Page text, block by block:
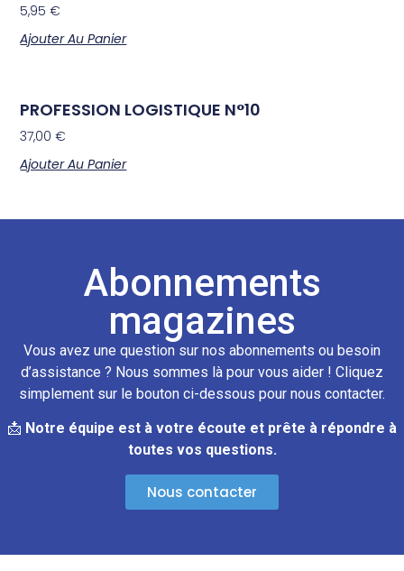
5,95€
Ajouter Au Panier
PROFESSION LOGISTIQUE N°10
37,00€
Ajouter Au Panier
Abonnements
magazines
Vous avez une question sur nos abonnements ou besoin
d’assistance ? Nous sommes là pour vous aider ! Cliquez
simplement sur le bouton ci-dessous pour nous contacter.
📩 Notre équipe est à votre écoute et prête à répondre à
toutes vos questions.
Nous contacter